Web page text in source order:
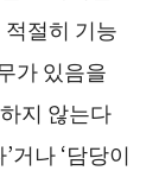
절히 기능
가 있음을
지 않는다
거나 ‘담당이